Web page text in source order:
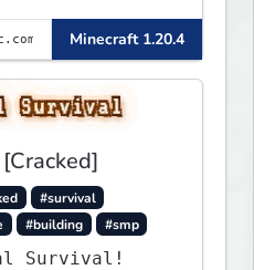
on a 1:1000
tanks,
more.
side by
the world
Minecraft 1.20.4
#survival
#building #smp
Survival!